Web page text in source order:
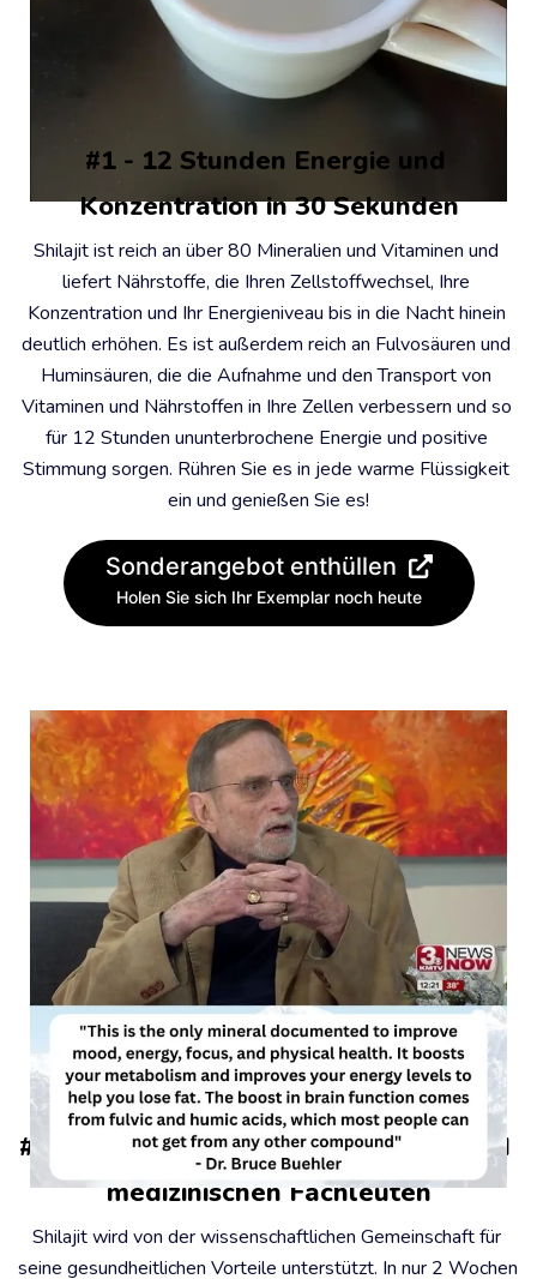
#1 - 12 Stunden Energie und
Konzentration in 30 Sekunden
Shilajit ist reich an über 80 Mineralien und Vitaminen und
liefert Nährstoffe, die Ihren Zellstoffwechsel, Ihre
Konzentration und Ihr Energieniveau bis in die Nacht hinein
deutlich erhöhen. Es ist außerdem reich an Fulvosäuren und
Huminsäuren, die die Aufnahme und den Transport von
Vitaminen und Nährstoffen in Ihre Zellen verbessern und so
für 12 Stunden ununterbrochene Energie und positive
Stimmung sorgen. Rühren Sie es in jede warme Flüssigkeit
ein und genießen Sie es!
Sonderangebot enthüllen
Holen Sie sich Ihr Exemplar noch heute
#2 - Unterstützt von Wissenschaft und
medizinischen Fachleuten
Shilajit wird von der wissenschaftlichen Gemeinschaft für
seine gesundheitlichen Vorteile unterstützt. In nur 2 Wochen